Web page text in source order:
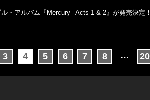
・アルバム『Mercury - Acts 1 & 2』が発売決定！
3 4 5 6 7 8 … 20